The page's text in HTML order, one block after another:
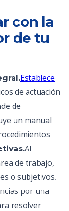
con la
de tu
Establece
de actuación
de
un manual
Al
de trabajo,
o subjetivos,
por una
resolver